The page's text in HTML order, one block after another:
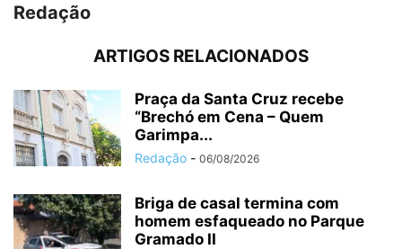
Redação
ARTIGOS RELACIONADOS
Praça da Santa Cruz recebe
“Brechó em Cena – Quem
Garimpa...
Redação - 06/08/2026
Briga de casal termina com
homem esfaqueado no Parque
Gramado II